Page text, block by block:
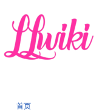
首页